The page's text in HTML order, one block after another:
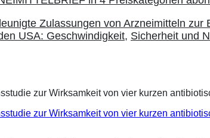
Zulassungen von Arzneimitteln zur
USA: Geschwindigkeit, Sicherheit und
zur Wirksamkeit von vier kurzen